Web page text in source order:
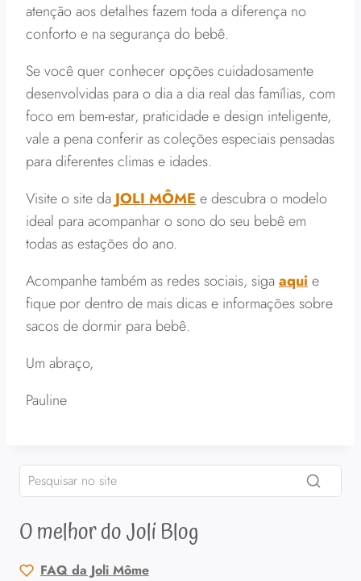
atenção aos detalhes fazem toda a diferença no
conforto e na segurança do bebê.
Se você quer conhecer opções cuidadosamente
desenvolvidas para o dia a dia real das famílias, com
foco em bem-estar, praticidade e design inteligente,
vale a pena conferir as coleções especiais pensadas
para diferentes climas e idades.
Visite o site da JOLI MÔME e descubra o modelo
ideal para acompanhar o sono do seu bebê em
todas as estações do ano.
Acompanhe também as redes sociais, sigaaqui e
fique por dentro de mais dicas e informações sobre
sacos de dormir para bebê.
Um abraço,
Pauline
O melhor do Joli Blog
FAQ da Joli Môme